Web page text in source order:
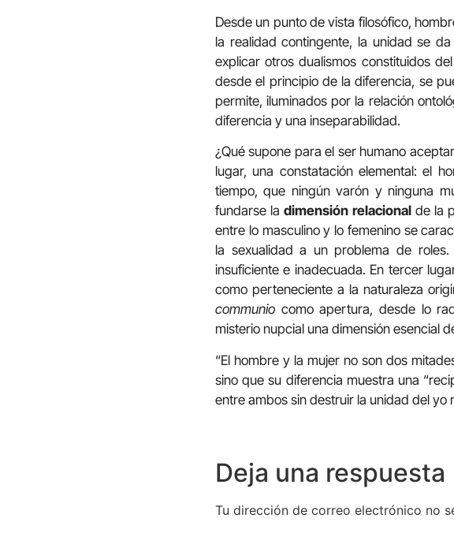
Desde un punto de vista filosófico,
la realidad contingente, la unidad se
explicar otros dualismos constituidos
desde el principio de la diferencia, se
permite, iluminados por la relación
diferencia y una inseparabilidad.
¿Qué supone para el ser humano
lugar, una constatación elemental: el
tiempo, que ningún varón y ninguna
fundarse ladimensión relacionalde la
entre lo masculino y lo femenino se
la sexualidad a un problema de
insuficiente e inadecuada. En tercer
como perteneciente a la naturaleza
communio como apertura, desde lo
misterio nupcial una dimensión esencial
“El hombre y la mujer no son dos
sino que su diferencia muestra una
entre ambos sin destruir la unidad del yo
Deja una respuesta
Tu dirección de correo electrónico no